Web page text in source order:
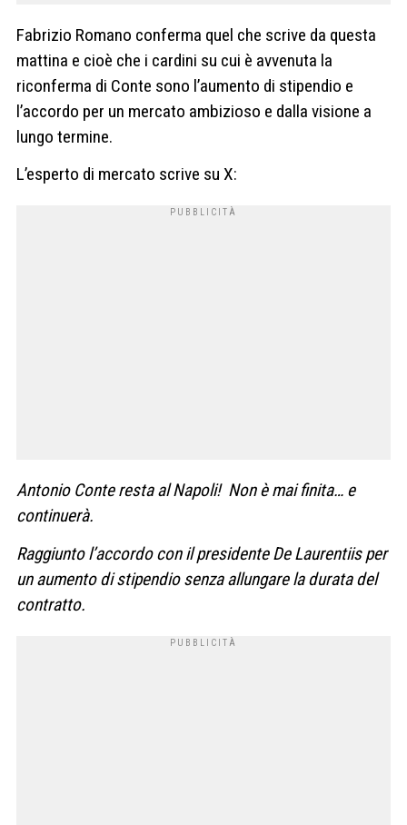
Fabrizio Romano conferma quel che scrive da questa
mattina e cioè che i cardini su cui è avvenuta la
riconferma di Conte sono l’aumento di stipendio e
l’accordo per un mercato ambizioso e dalla visione a
lungo termine.
L’esperto di mercato scrive su X:
Antonio Conte resta al Napoli! Non è mai finita… e
continuerà.
Raggiunto l’accordo con il presidente De Laurentiis per
un aumento di stipendio senza allungare la durata del
contratto.